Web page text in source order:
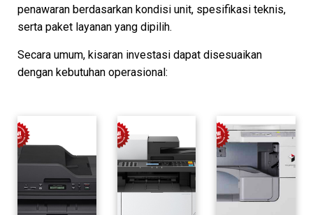
penawaran berdasarkan kondisi unit, spesifikasi teknis,
serta paket layanan yang dipilih.
Secara umum, kisaran investasi dapat disesuaikan
dengan kebutuhan operasional: